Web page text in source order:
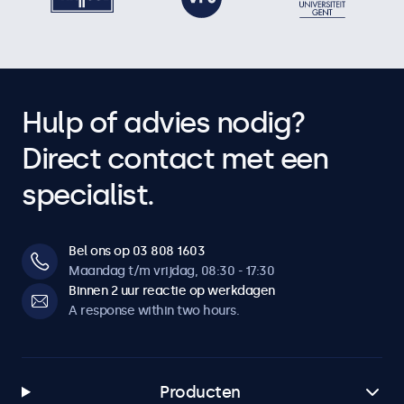
optionele dimmer.
Spiegelfunctie
verticaal worden gespiegeld.
Aansluitingen
HDMI
1x
1x
BNC (CVBS)
Hulp of advies nodig?
Direct contact met een
specialist.
Bel ons op 03 808 1603
Maandag t/m vrijdag, 08:30 - 17:30
Binnen 2 uur reactie op werkdagen
A response within two hours.
Producten